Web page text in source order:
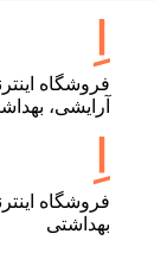
فروشگاه
آرایشی،
فروشگاه
بهداشتی